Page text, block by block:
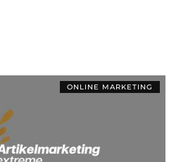
ONLINE MARKETING